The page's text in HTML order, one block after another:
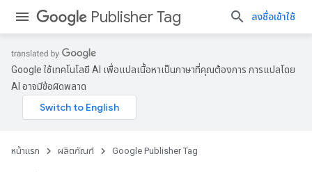
Publisher Tag ลงชื่อเข้าใช้
Google ใช้เทคโนโลยี AI เพื่อแปลเนื้อหาเป็นภาษาที่คุณต้องการ การแปลโดย
AI อาจมีข้อผิดพลาด
หน้าแรก ผลิตภัณฑ์ Google Publisher Tag